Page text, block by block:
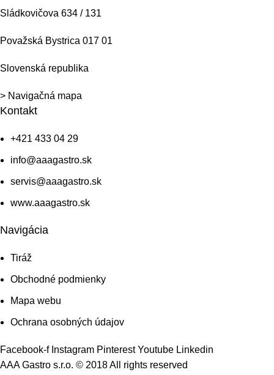
Sládkovičova 634 / 131
Považská Bystrica 017 01
Slovenská republika
> Navigačná mapa
Kontakt
+421 433 04 29
info@aaagastro.sk
servis@aaagastro.sk
www.aaagastro.sk
Navigácia
Tiráž
Obchodné podmienky
Mapa webu
Ochrana osobných údajov
Facebook-f Instagram Pinterest Youtube Linkedin
AAA Gastro s.r.o. © 2018 All rights reserved​